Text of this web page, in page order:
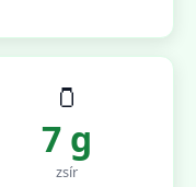
🫙
7 g
zsír